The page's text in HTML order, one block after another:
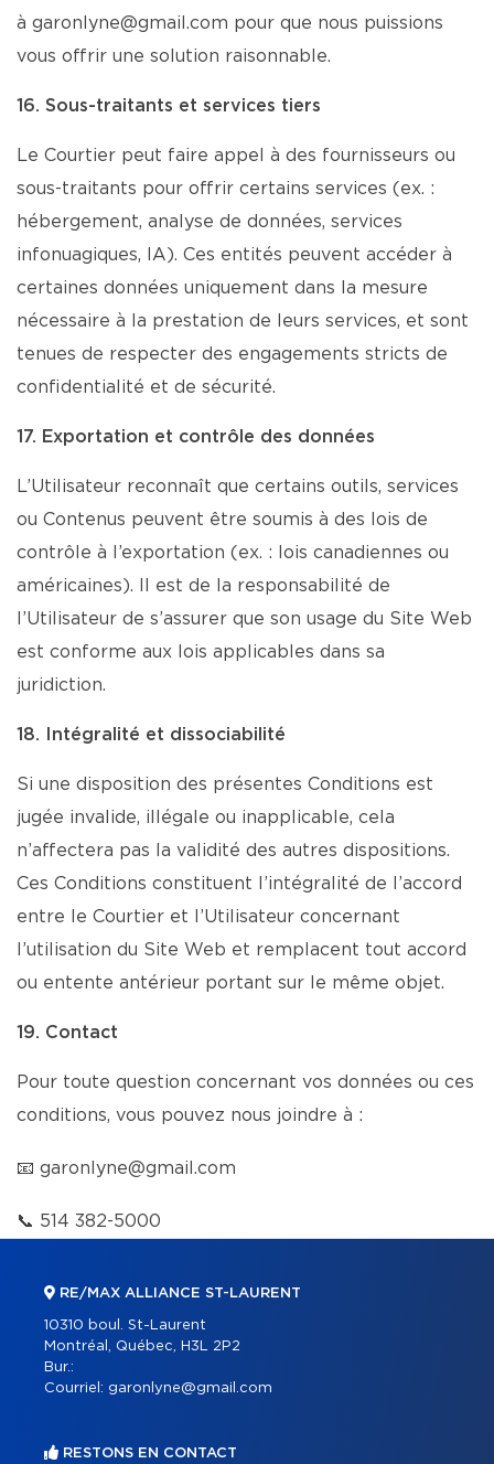
à garonlyne@gmail.com pour que nous puissions
vous offrir une solution raisonnable.
16. Sous-traitants et services tiers
Le Courtier peut faire appel à des fournisseurs ou
sous-traitants pour offrir certains services (ex. :
hébergement, analyse de données, services
infonuagiques, IA). Ces entités peuvent accéder à
certaines données uniquement dans la mesure
nécessaire à la prestation de leurs services, et sont
tenues de respecter des engagements stricts de
confidentialité et de sécurité.
17. Exportation et contrôle des données
L’Utilisateur reconnaît que certains outils, services
ou Contenus peuvent être soumis à des lois de
contrôle à l’exportation (ex. : lois canadiennes ou
américaines). Il est de la responsabilité de
l’Utilisateur de s’assurer que son usage du Site Web
est conforme aux lois applicables dans sa
juridiction.
18. Intégralité et dissociabilité
Si une disposition des présentes Conditions est
jugée invalide, illégale ou inapplicable, cela
n’affectera pas la validité des autres dispositions.
Ces Conditions constituent l’intégralité de l’accord
entre le Courtier et l’Utilisateur concernant
l’utilisation du Site Web et remplacent tout accord
ou entente antérieur portant sur le même objet.
19. Contact
Pour toute question concernant vos données ou ces
conditions, vous pouvez nous joindre à :
📧 garonlyne@gmail.com
📞 514 382-5000
RE/MAX ALLIANCE ST-LAURENT
10310 boul. St-Laurent
Montréal, Québec, H3L 2P2
Bur.:
Courriel: garonlyne@gmail.com
RESTONS EN CONTACT